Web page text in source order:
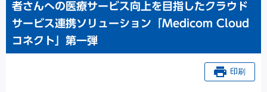
者さんへの医療サービス向上を目指したクラウド
サービス連携ソリューション「Medicom Cloud
コネクト」第一弾
印刷